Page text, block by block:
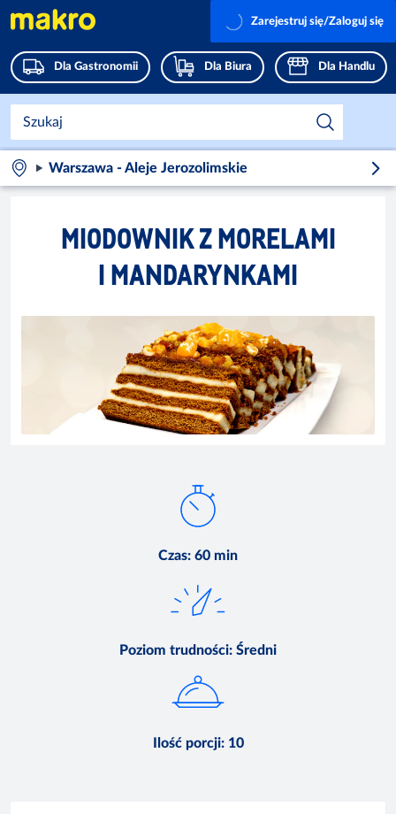
Dla Gastronomii Dla Biura Dla Handlu
Zarejestruj się/Zaloguj się
Warszawa - Aleje Jerozolimskie
MIODOWNIK Z MORELAMI
I MANDARYNKAMI
Czas: 60 min
Poziom trudności: Średni
Ilość porcji: 10